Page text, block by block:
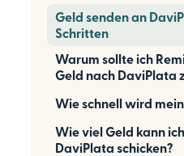
Geld senden an
Schritten
Warum sollte ich
Geld nach DaviPlata
Wie schnell wird
Wie viel Geld kann
DaviPlata schicken?